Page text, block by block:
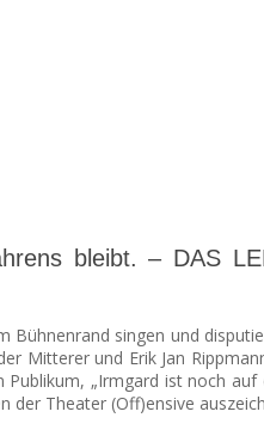
bleibt. – DAS
singen und
Mitterer und Erik Jan
„Irmgard ist noch
der Theater (Off)ensive